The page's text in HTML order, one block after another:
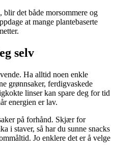
blir det både morsommere og
at mange plantebaserte
selv
Ha alltid noen enkle
grønnsaker, ferdigvaskede
linser kan spare deg for tid
energien er lav.
på forhånd. Skjær for
i staver, så har du sunne snacks
Jo enklere det er å velge